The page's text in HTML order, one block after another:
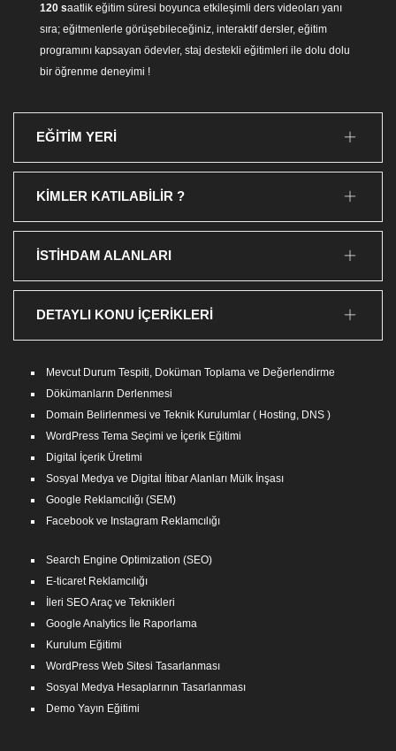
120 saatlik eğitim süresi boyunca etkileşimli ders videoları yanı
sıra; eğitmenlerle görüşebileceğiniz, interaktif dersler, eğitim
programını kapsayan ödevler, staj destekli eğitimleri ile dolu dolu
bir öğrenme deneyimi !
EĞİTİM YERİ
KİMLER KATILABİLİR ?
İSTİHDAM ALANLARI
DETAYLI KONU İÇERİKLERİ
Mevcut Durum Tespiti, Doküman Toplama ve Değerlendirme
Dökümanların Derlenmesi
Domain Belirlenmesi ve Teknik Kurulumlar ( Hosting, DNS )
WordPress Tema Seçimi ve İçerik Eğitimi
Digital İçerik Üretimi
Sosyal Medya ve Digital İtibar Alanları Mülk İnşası
Google Reklamcılığı (SEM)
Facebook ve Instagram Reklamcılığı
Search Engine Optimization (SEO)
E-ticaret Reklamcılığı
İleri SEO Araç ve Teknikleri
Google Analytics İle Raporlama
Kurulum Eğitimi
WordPress Web Sitesi Tasarlanması
Sosyal Medya Hesaplarının Tasarlanması
Demo Yayın Eğitimi